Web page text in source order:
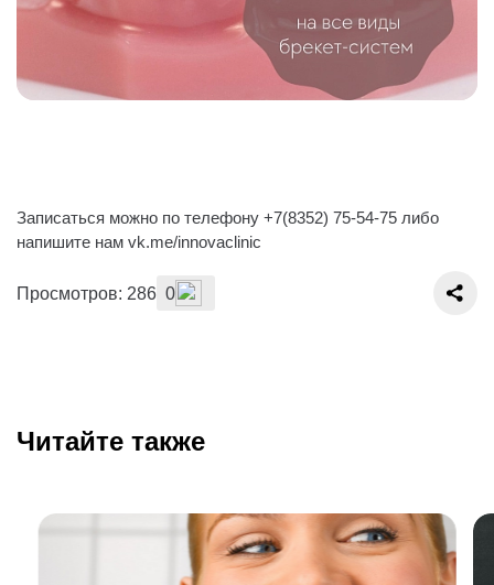
Записаться можно по телефону +7(8352) 75-54-75 либо
напишите нам vk.me/innovaclinic
Просмотров: 286 0
Читайте также